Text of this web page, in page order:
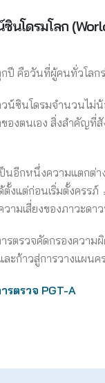
นโดรมโลก
ปี คือวันที่ผู้คนทั่วโลก
น์ซินโดรมจำนวนไม่
องตนเอง สิ่งสำคัญที่
นอีกหนึ่งความแตกต่า
ตั้งแต่ก่อนเริ่มตั้งครรภ์
ามเสี่ยงของภาวะดา
ารตรวจคัดกรองคว
ะก้าวสู่การวางแผน
รตรวจ PGT-A